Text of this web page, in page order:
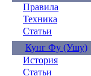
Правила
Техника
Статьи
Кунг Фу (Ушу)
История
Статьи